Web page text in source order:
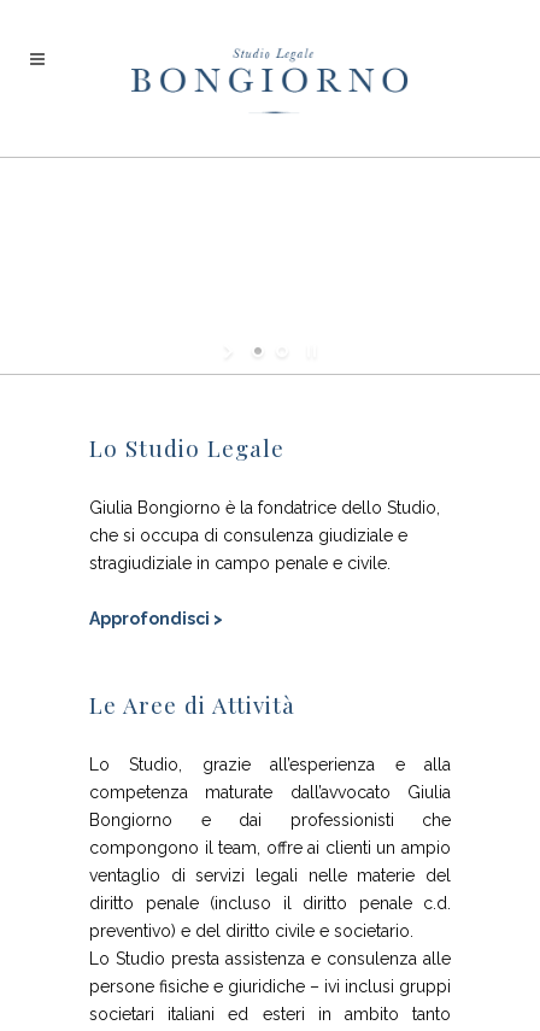
Lo Studio Legale
Giulia Bongiorno è la fondatrice dello Studio,
che si occupa di consulenza giudiziale e
stragiudiziale in campo penale e civile.
Approfondisci >
Le Aree di Attività
Lo Studio, grazie all’esperienza e alla
competenza maturate dall’avvocato Giulia
Bongiorno e dai professionisti che
compongono il team, offre ai clienti un ampio
ventaglio di servizi legali nelle materie del
diritto penale (incluso il diritto penale c.d.
preventivo) e del diritto civile e societario.
Lo Studio presta assistenza e consulenza alle
persone fisiche e giuridiche – ivi inclusi gruppi
societari italiani ed esteri in ambito tanto